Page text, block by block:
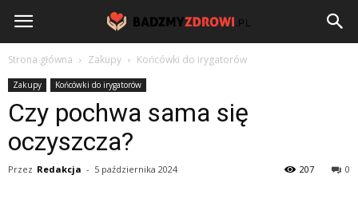
BadzmyZdrowi.pl
Strona główna Zakupy Końcówki do irygatorów
Zakupy Końcówki do irygatorów
Czy pochwa sama się
oczyszcza?
Przez Redakcja - 5 października 2024 0
207